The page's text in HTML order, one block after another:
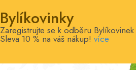
Bylíkovinky
Zaregistrujte se k odběru
Sleva 10 % na váš nákup! více